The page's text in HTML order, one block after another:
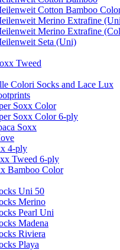
Cotton Bamboo
Merino Extrafine
Merino Extrafine
Seta (Uni)
Tweed
Colori Socks and Lace Lux
Soxx Color
Soxx Color 6-ply
Soxx
4-ply
Tweed 6-ply
Bamboo Color
Uni 50
Merino
Pearl Uni
Madena
Riviera
Playa